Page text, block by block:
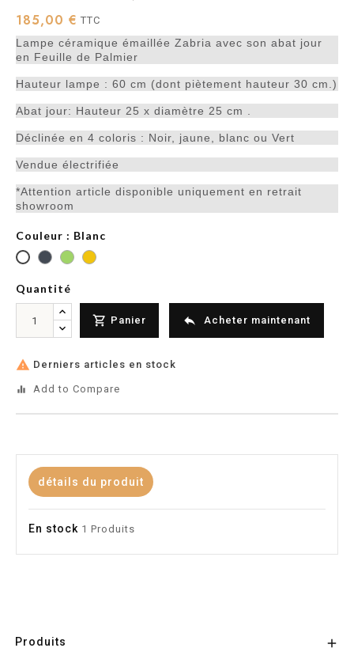
185,00 € TTC
Lampe céramique émaillée Zabria avec son abat jour
en Feuille de Palmier
Hauteur lampe : 60 cm (dont piètement hauteur 30 cm.)
Abat jour: Hauteur 25 x diamètre 25 cm .
Déclinée en 4 coloris : Noir, jaune, blanc ou Vert
Vendue électrifiée
*Attention article disponible uniquement en retrait
showroom
Couleur : Blanc
Quantité
 Panier  Acheter maintenant
 Derniers articles en stock
equalizer Add to Compare
détails du produit
En stock 1 Produits
Produits 